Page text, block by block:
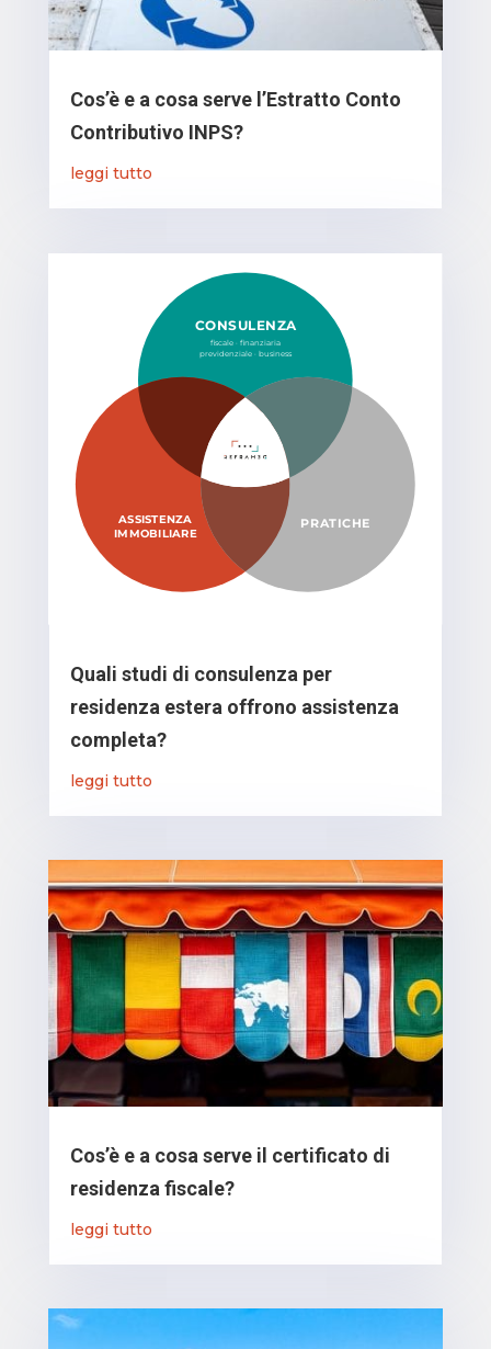
Cos’è e a cosa serve l’Estratto Conto
Contributivo INPS?
leggi tutto
Quali studi di consulenza per
residenza estera offrono assistenza
completa?
leggi tutto
Cos’è e a cosa serve il certificato di
residenza fiscale?
leggi tutto